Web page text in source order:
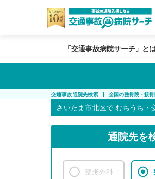
「交通事故病院サーチ」と
交通事故 通院先検索 全国の整骨院・接
さいたま市北区で むちうち・
通院先を
整形外科